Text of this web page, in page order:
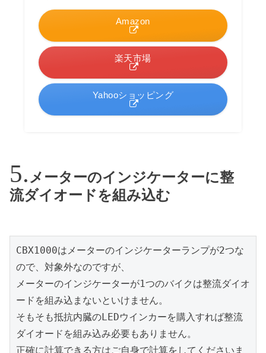
Amazon
楽天市場
Yahooショッピング
メーターのインジケーターに整
流ダイオードを組み込む
CBX1000はメーターのインジケーターランプが2つな
ので、対象外なのですが、
メーターのインジケーターが1つのバイクは整流ダイオ
ードを組み込まないといけません。
そもそも抵抗内臓のLEDウインカーを購入すれば整流
ダイオードを組み込み必要もありません。
正確に計算できる方はご自身で計算をしてくださいま